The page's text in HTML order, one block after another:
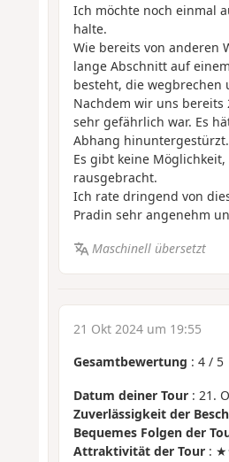
Ich möchte noch einmal
halte.
Wie bereits von anderen
lange Abschnitt auf
besteht, die wegbrechen
Nachdem wir uns
sehr gefährlich war. Es
Abhang hinuntergestürzt.
Es gibt keine
rausgebracht.
Ich rate dringend von
Pradin sehr angenehm
Maschinell übersetzt
21 Okt 2024 um 19:55
Gesamtbewertung : 4/ 5
Datum deiner Tour: 21.
Zuverlässigkeit der
Bequemes Folgen der
Attraktivität der Tour: